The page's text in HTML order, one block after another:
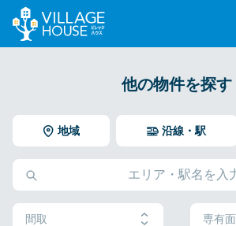
他の物件を探す
地域 沿線・駅
間取 専有